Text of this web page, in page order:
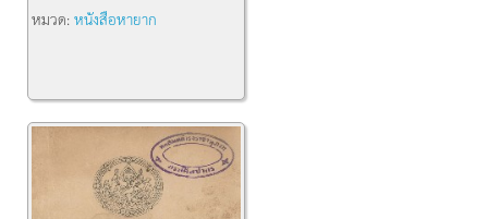
หมวด:หนังสือหายาก